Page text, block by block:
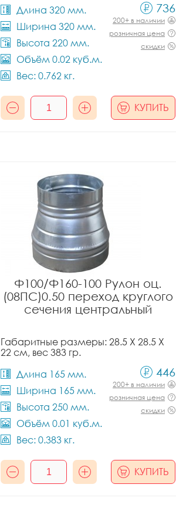
Длина 320 мм.
Ширина 320 мм.
Высота 220 мм.
Объём 0.02 куб.м.
Вес: 0.762 кг.
736
200+ в наличии
розничная цена
скидки
КУПИТЬ
Ф100/Ф160-100 Рулон оц.
(08ПС)0.50 переход круглого
сечения центральный
Габаритные размеры: 28.5 X 28.5 X
22 см, вес 383 гр.
Длина 165 мм.
Ширина 165 мм.
Высота 250 мм.
Объём 0.01 куб.м.
Вес: 0.383 кг.
446
200+ в наличии
розничная цена
скидки
КУПИТЬ